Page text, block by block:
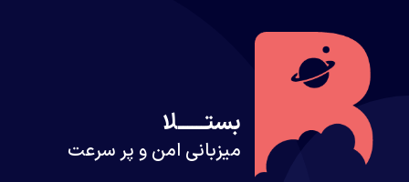
بستــــــلا
میزبانی امن و پر سرعت